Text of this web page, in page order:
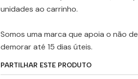
unidades ao carrinho.
Somos uma marca que apoia o não
demorar até 15 dias úteis.
PARTILHAR ESTE PRODUTO